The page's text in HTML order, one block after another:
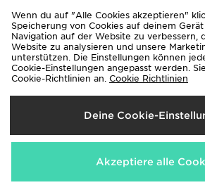
Lieferung Nach
Deutschland
Wir akzeptieren folgende
Wenn du auf "Alle Cookies akzeptieren"
Speicherung von Cookies auf deinem
Navigation auf der Website zu verbessern,
Website zu analysieren und unsere
unterstützen. Die Einstellungen können
Cookie-Einstellungen angepasst werden.
Cookie-Richtlinien an. Cookie Richtlinien
Deine Cookie-
Akzeptiere alle